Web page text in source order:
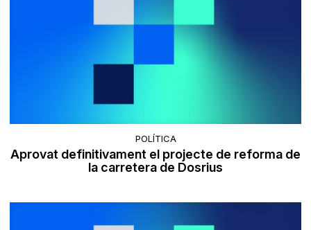
POLÍTICA
Aprovat definitivament el projecte de reforma de
la carretera de Dosrius